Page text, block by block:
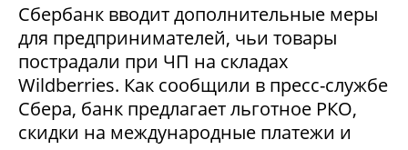
Сбербанк вводит дополнительные меры
для предпринимателей, чьи товары
пострадали при ЧП на складах
Wildberries. Как сообщили в пресс-службе
Сбера, банк предлагает льготное РКО,
скидки на международные платежи и